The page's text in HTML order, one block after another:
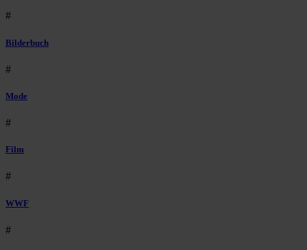
#
Bilderbuch
#
Mode
#
Film
#
WWF
#